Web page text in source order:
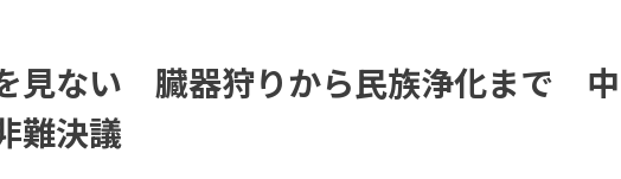
見ない 臓器狩りから民族浄化まで 中
難決議